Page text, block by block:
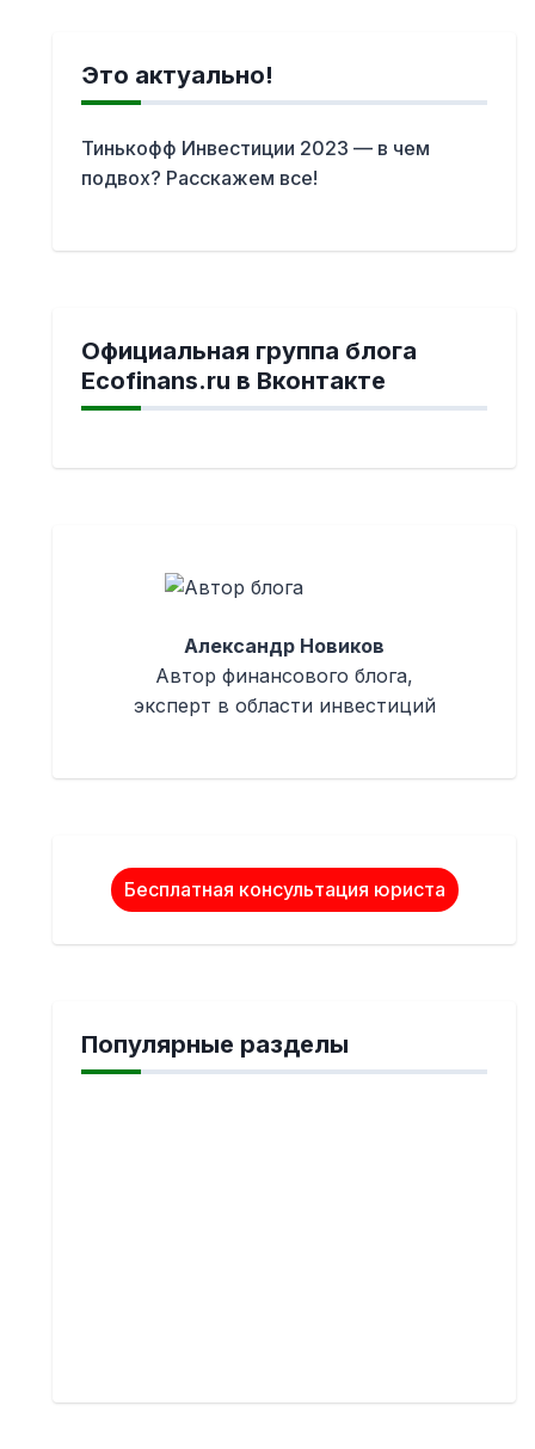
Это актуально!
Тинькофф Инвестиции 2023 — в чем
подвох? Расскажем все!
Официальная группа блога
Ecofinans.ru в Вконтакте
Александр Новиков
Автор финансового блога,
эксперт в области инвестиций
Бесплатная консультация юриста
Популярные разделы